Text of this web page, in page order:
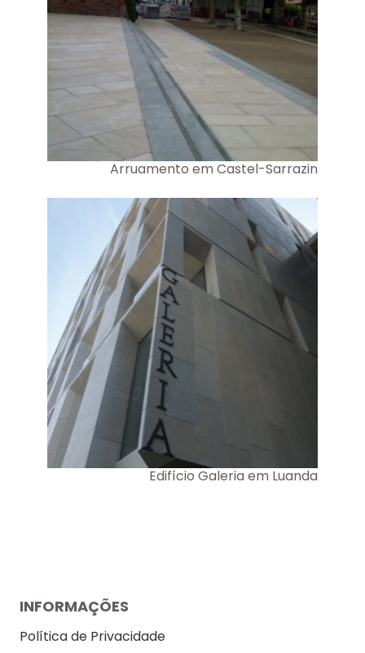
Arruamento em Castel-Sarrazin
Edifício Galeria em Luanda
INFORMAÇÕES
Política de Privacidade